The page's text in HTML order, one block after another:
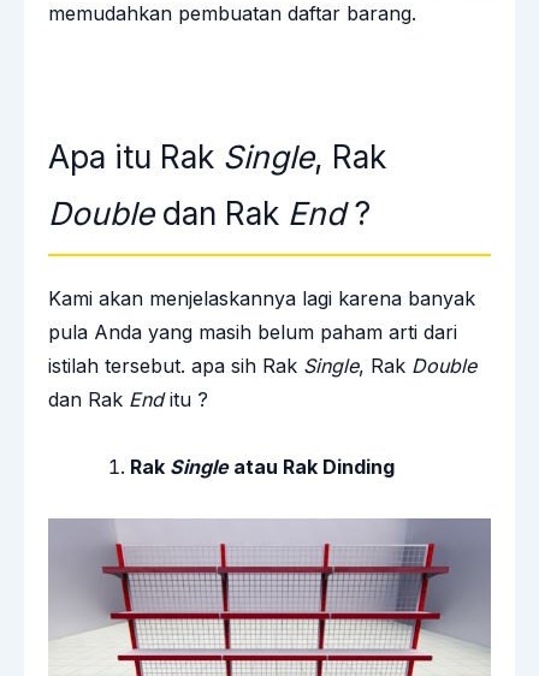
memudahkan pembuatan daftar barang.
Apa itu Rak Single, Rak
Doubledan Rak End?
Kami akan menjelaskannya lagi karena banyak
pula Anda yang masih belum paham arti dari
istilah tersebut. apa sih Rak Single, Rak Double
dan Rak Enditu ?
Rak Singleatau Rak Dinding